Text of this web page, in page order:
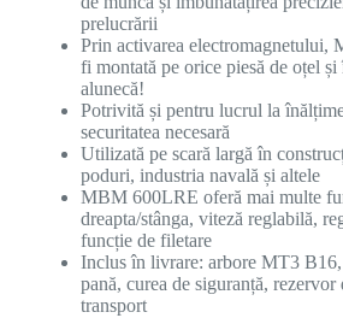
prelucrării
Prin activarea electromagnetului,
fi montată pe orice piesă de oțel
alunecă!
Potrivită și pentru lucrul la
securitatea necesară
Utilizată pe scară largă în
poduri, industria navală și altele
MBM 600LRE oferă mai multe
dreapta/stânga, viteză reglabilă,
funcție de filetare
Inclus în livrare: arbore MT3
pană, curea de siguranță, rezervor
transport